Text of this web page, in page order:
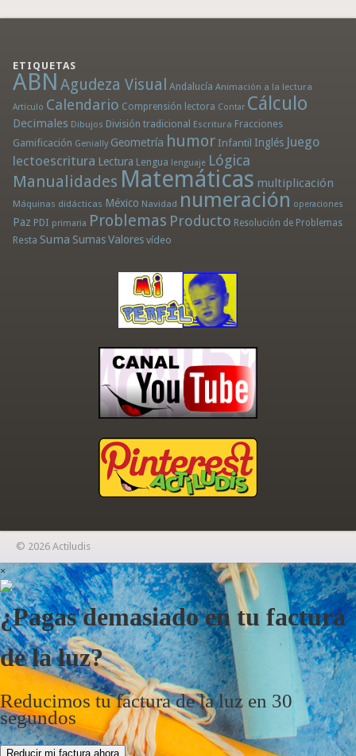
ETIQUETAS
ABN Agudeza Visual Andalucía Animación a la lectura
Artículo Calendario Comprensión lectora Contar Cálculo
Decimales Dibujos División tradicional Escritura Fracciones
Gamificación Genially Geometría humor Infantil Inglés Juego
lectoescritura Lectura Lengua lenguaje Lógica
Manualidades Matemáticas multiplicación
Máquinas didácticas México Navidad numeración operaciones
Paz PDI primaria Problemas Producto Resolución de Problemas
Resta Suma Sumas Valores vídeo
© 2026 Actiludis
×
¿Pagas demasiado en tu factura
de la luz?
Reducimos tu factura de la luz en 30
segundos
Reducir mi factura ahora